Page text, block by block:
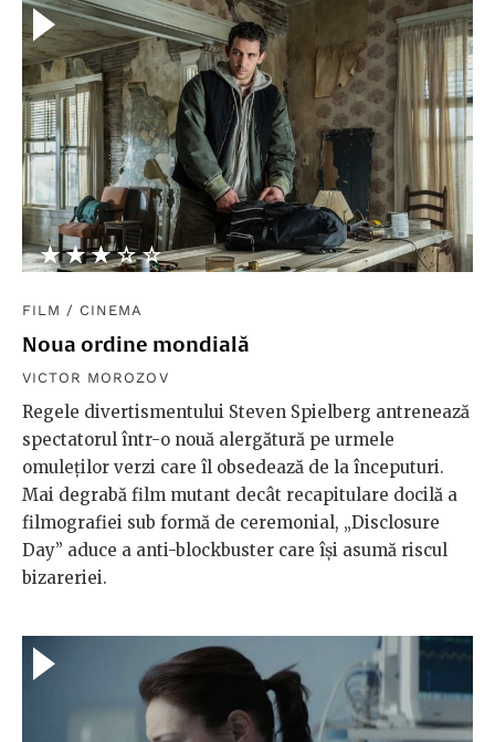
★★★★★
☆☆☆☆☆
FILM / CINEMA
Noua ordine mondială
VICTOR MOROZOV
Regele divertismentului Steven Spielberg antrenează
spectatorul într-o nouă alergătură pe urmele
omuleților verzi care îl obsedează de la începuturi.
Mai degrabă film mutant decât recapitulare docilă a
filmografiei sub formă de ceremonial, „Disclosure
Day” aduce a anti-blockbuster care își asumă riscul
bizareriei.